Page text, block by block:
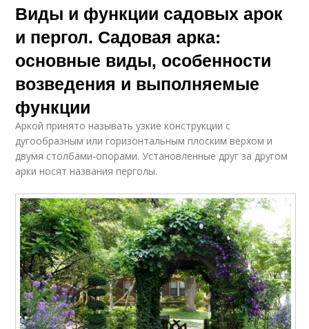
Виды и функции садовых арок
и пергол. Садовая арка:
основные виды, особенности
возведения и выполняемые
функции
Аркой принято называть узкие конструкции с
дугообразным или горизонтальным плоским верхом и
двумя столбами-опорами. Установленные друг за другом
арки носят названия перголы.